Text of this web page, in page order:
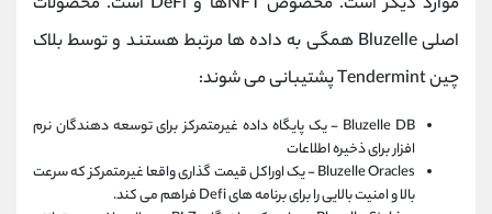
اصلی Bluzelle همگی به داده ها مرتبط هستند و توسط بلاک
چین Tendermint پشتیبانی می شوند:
Bluzelle DB - یک پایگاه داده غیرمتمرکز برای توسعه دهندگان نرم
افزار برای ذخیره اطلاعات
Bluzelle Oracles - یک اوراکل قیمت گذاری واقعا غیرمتمرکز که سرعت
بالا و امنیت بالایی را برای برنامه های Defi فراهم می کند.